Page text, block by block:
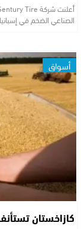
الصناعي الضخم في
أسواق
كازاخستان